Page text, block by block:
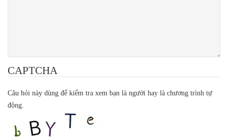
CAPTCHA
Câu hỏi này dùng để kiểm tra xem bạn là người hay là chương trình tự
động.